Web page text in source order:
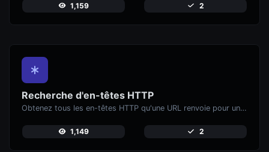
1,159 2
Recherche d'en-têtes HTTP
Obtenez tous les en-têtes HTTP qu'une URL renvoie pour une requête GET typique.
1,149 2